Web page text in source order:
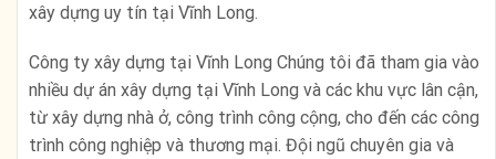
xây dựng uy tín tại Vĩnh Long.
Công ty xây dựng tại Vĩnh Long Chúng tôi đã tham gia vào
nhiều dự án xây dựng tại Vĩnh Long và các khu vực lân cận,
từ xây dựng nhà ở, công trình công cộng, cho đến các công
trình công nghiệp và thương mại. Đội ngũ chuyên gia và